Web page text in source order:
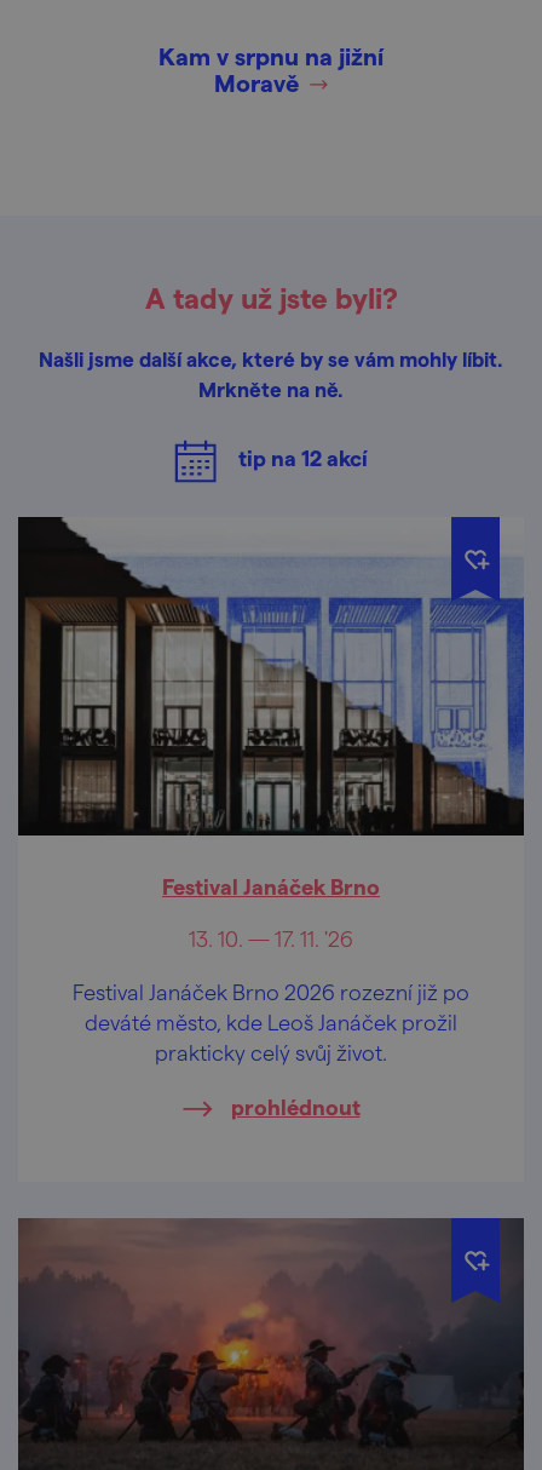
Kam v srpnu na jižní
Moravě
A tady už jste byli?
Našli jsme další akce, které by se vám mohly líbit.
Mrkněte na ně.
tip na 12akcí
Festival Janáček Brno
13. 10. — 17. 11. '26
Festival Janáček Brno 2026 rozezní již po
deváté město, kde Leoš Janáček prožil
prakticky celý svůj život.
prohlédnout